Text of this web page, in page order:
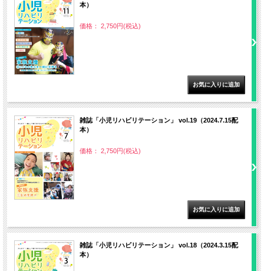
本）
価格： 2,750円(税込)
雑誌「小児リハビリテーション」 vol.19（2024.7.15配
本）
価格： 2,750円(税込)
雑誌「小児リハビリテーション」 vol.18（2024.3.15配
本）